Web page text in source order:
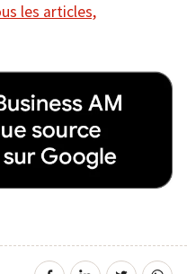
les articles,